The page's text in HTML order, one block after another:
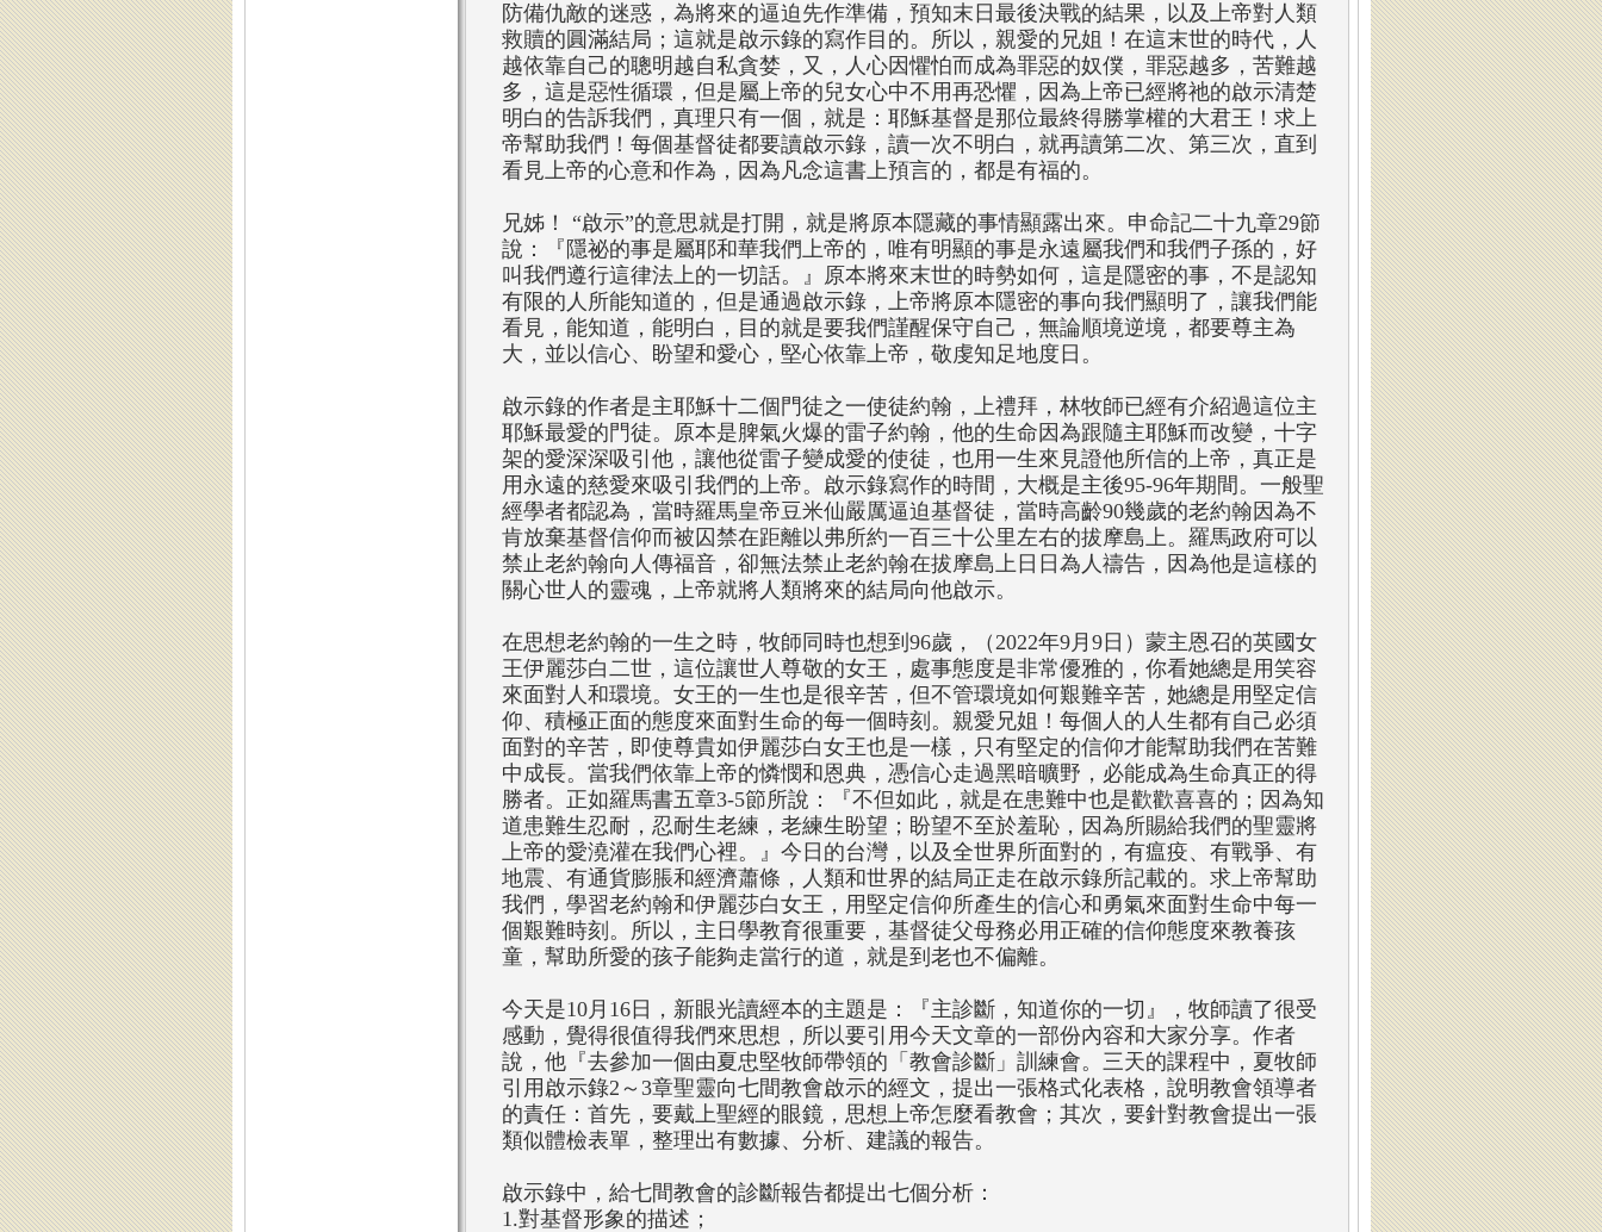
防備仇敵的迷惑，為將來的逼迫先作準備，預知末日最後決戰的結果，以及上帝對人類
救贖的圓滿結局；這就是啟示錄的寫作目的。所以，親愛的兄姐！在這末世的時代，人
越依靠自己的聰明越自私貪婪，又，人心因懼怕而成為罪惡的奴僕，罪惡越多，苦難越
多，這是惡性循環，但是屬上帝的兒女心中不用再恐懼，因為上帝已經將祂的啟示清楚
明白的告訴我們，真理只有一個，就是：耶穌基督是那位最終得勝掌權的大君王！求上
帝幫助我們！每個基督徒都要讀啟示錄，讀一次不明白，就再讀第二次、第三次，直到
看見上帝的心意和作為，因為凡念這書上預言的，都是有福的。
兄姊！ “啟示”的意思就是打開，就是將原本隱藏的事情顯露出來。申命記二十九章29節
說：『隱祕的事是屬耶和華我們上帝的，唯有明顯的事是永遠屬我們和我們子孫的，好
叫我們遵行這律法上的一切話。』原本將來末世的時勢如何，這是隱密的事，不是認知
有限的人所能知道的，但是通過啟示錄，上帝將原本隱密的事向我們顯明了，讓我們能
看見，能知道，能明白，目的就是要我們謹醒保守自己，無論順境逆境，都要尊主為
大，並以信心、盼望和愛心，堅心依靠上帝，敬虔知足地度日。
啟示錄的作者是主耶穌十二個門徒之一使徒約翰，上禮拜，林牧師已經有介紹過這位主
耶穌最愛的門徒。原本是脾氣火爆的雷子約翰，他的生命因為跟隨主耶穌而改變，十字
架的愛深深吸引他，讓他從雷子變成愛的使徒，也用一生來見證他所信的上帝，真正是
用永遠的慈愛來吸引我們的上帝。啟示錄寫作的時間，大概是主後95-96年期間。一般聖
經學者都認為，當時羅馬皇帝豆米仙嚴厲逼迫基督徒，當時高齡90幾歲的老約翰因為不
肯放棄基督信仰而被囚禁在距離以弗所約一百三十公里左右的拔摩島上。羅馬政府可以
禁止老約翰向人傳福音，卻無法禁止老約翰在拔摩島上日日為人禱告，因為他是這樣的
關心世人的靈魂，上帝就將人類將來的結局向他啟示。
在思想老約翰的一生之時，牧師同時也想到96歲，（2022年9月9日）蒙主恩召的英國女
王伊麗莎白二世，這位讓世人尊敬的女王，處事態度是非常優雅的，你看她總是用笑容
來面對人和環境。女王的一生也是很辛苦，但不管環境如何艱難辛苦，她總是用堅定信
仰、積極正面的態度來面對生命的每一個時刻。親愛兄姐！每個人的人生都有自己必須
面對的辛苦，即使尊貴如伊麗莎白女王也是一樣，只有堅定的信仰才能幫助我們在苦難
中成長。當我們依靠上帝的憐憫和恩典，憑信心走過黑暗曠野，必能成為生命真正的得
勝者。正如羅馬書五章3-5節所說：『不但如此，就是在患難中也是歡歡喜喜的；因為知
道患難生忍耐，忍耐生老練，老練生盼望；盼望不至於羞恥，因為所賜給我們的聖靈將
上帝的愛澆灌在我們心裡。』今日的台灣，以及全世界所面對的，有瘟疫、有戰爭、有
地震、有通貨膨脹和經濟蕭條，人類和世界的結局正走在啟示錄所記載的。求上帝幫助
我們，學習老約翰和伊麗莎白女王，用堅定信仰所產生的信心和勇氣來面對生命中每一
個艱難時刻。所以，主日學教育很重要，基督徒父母務必用正確的信仰態度來教養孩
童，幫助所愛的孩子能夠走當行的道，就是到老也不偏離。
今天是10月16日，新眼光讀經本的主題是：『主診斷，知道你的一切』，牧師讀了很受
感動，覺得很值得我們來思想，所以要引用今天文章的一部份內容和大家分享。作者
說，他『去參加一個由夏忠堅牧師帶領的「教會診斷」訓練會。三天的課程中，夏牧師
引用啟示錄2～3章聖靈向七間教會啟示的經文，提出一張格式化表格，說明教會領導者
的責任：首先，要戴上聖經的眼鏡，思想上帝怎麼看教會；其次，要針對教會提出一張
類似體檢表單，整理出有數據、分析、建議的報告。
啟示錄中，給七間教會的診斷報告都提出七個分析：
1.對基督形象的描述；